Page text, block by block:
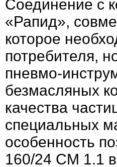
Соединение с
«Рапид»,
которое
потребителя,
пневмо-
безмасляных
качества
специальных
особенность
160/24 CM 1.1